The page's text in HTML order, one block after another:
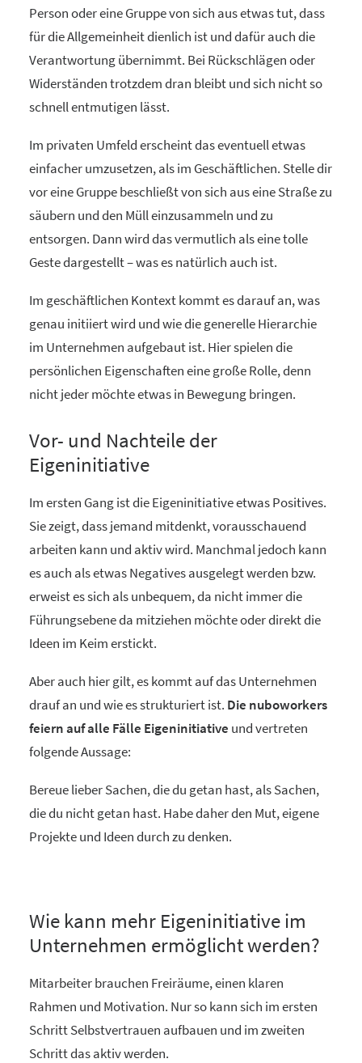
Person oder eine Gruppe von sich aus etwas tut, dass
für die Allgemeinheit dienlich ist und dafür auch die
Verantwortung übernimmt. Bei Rückschlägen oder
Widerständen trotzdem dran bleibt und sich nicht so
schnell entmutigen lässt.
Im privaten Umfeld erscheint das eventuell etwas
einfacher umzusetzen, als im Geschäftlichen. Stelle dir
vor eine Gruppe beschließt von sich aus eine Straße zu
säubern und den Müll einzusammeln und zu
entsorgen. Dann wird das vermutlich als eine tolle
Geste dargestellt – was es natürlich auch ist.
Im geschäftlichen Kontext kommt es darauf an, was
genau initiiert wird und wie die generelle Hierarchie
im Unternehmen aufgebaut ist. Hier spielen die
persönlichen Eigenschaften eine große Rolle, denn
nicht jeder möchte etwas in Bewegung bringen.
Vor- und Nachteile der
Eigeninitiative
Im ersten Gang ist die Eigeninitiative etwas Positives.
Sie zeigt, dass jemand mitdenkt, vorausschauend
arbeiten kann und aktiv wird. Manchmal jedoch kann
es auch als etwas Negatives ausgelegt werden bzw.
erweist es sich als unbequem, da nicht immer die
Führungsebene da mitziehen möchte oder direkt die
Ideen im Keim erstickt.
Aber auch hier gilt, es kommt auf das Unternehmen
drauf an und wie es strukturiert ist. Die nuboworkers
feiern auf alle Fälle Eigeninitiative und vertreten
folgende Aussage:
Bereue lieber Sachen, die du getan hast, als Sachen,
die du nicht getan hast. Habe daher den Mut, eigene
Projekte und Ideen durch zu denken.
Wie kann mehr Eigeninitiative im
Unternehmen ermöglicht werden?
Mitarbeiter brauchen Freiräume, einen klaren
Rahmen und Motivation. Nur so kann sich im ersten
Schritt Selbstvertrauen aufbauen und im zweiten
Schritt das aktiv werden.